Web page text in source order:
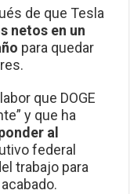
de que Tesla
netos en un
para quedar
que DOGE
y que ha
al
federal
trabajo para